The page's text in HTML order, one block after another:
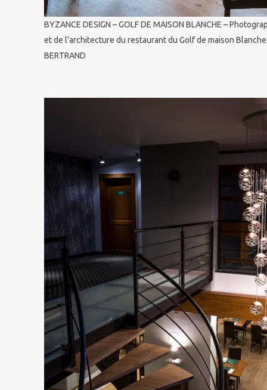
BYZANCE DESIGN – GOLF DE MAISON BLANCHE –
et de l’architecture du restaurant du Golf de maison
BERTRAND